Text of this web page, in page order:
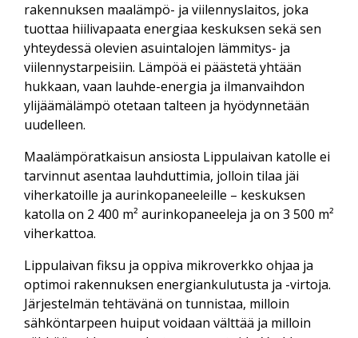
rakennuksen maalämpö- ja viilennyslaitos, joka
tuottaa hiilivapaata energiaa keskuksen sekä sen
yhteydessä olevien asuintalojen lämmitys- ja
viilennystarpeisiin. Lämpöä ei päästetä yhtään
hukkaan, vaan lauhde-energia ja ilmanvaihdon
ylijäämälämpö otetaan talteen ja hyödynnetään
uudelleen.
Maalämpöratkaisun ansiosta Lippulaivan katolle ei
tarvinnut asentaa lauhduttimia, jolloin tilaa jäi
viherkatoille ja aurinkopaneeleille – keskuksen
katolla on 2 400 m² aurinkopaneeleja ja on 3 500 m²
viherkattoa.
Lippulaivan fiksu ja oppiva mikroverkko ohjaa ja
optimoi rakennuksen energiankulutusta ja -virtoja.
Järjestelmän tehtävänä on tunnistaa, milloin
sähköntarpeen huiput voidaan välttää ja milloin